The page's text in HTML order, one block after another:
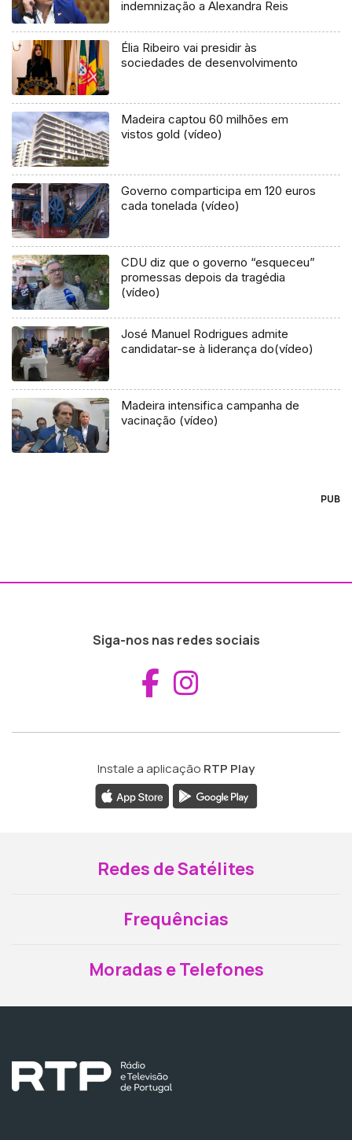
indemnização a Alexandra Reis
Élia Ribeiro vai presidir às
sociedades de desenvolvimento
Madeira captou 60 milhões em
vistos gold (vídeo)
Governo comparticipa em 120 euros
cada tonelada (vídeo)
CDU diz que o governo “esqueceu”
promessas depois da tragédia
(vídeo)
José Manuel Rodrigues admite
candidatar-se à liderança do(vídeo)
Madeira intensifica campanha de
vacinação (vídeo)
PUB
Siga-nos nas redes sociais
Aceder ao
Instale a aplicação RTP Play
Redes de Satélites
Frequências
Moradas e Telefones